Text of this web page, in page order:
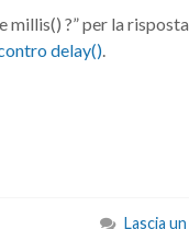
millis() ?” per la
delay().
Lascia